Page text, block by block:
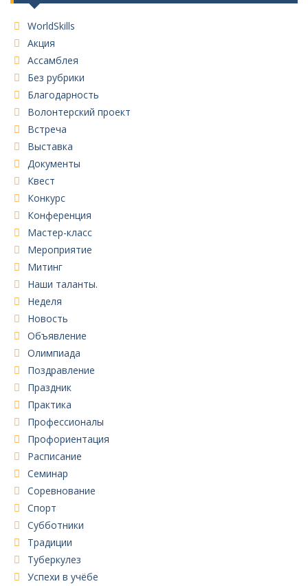
WorldSkills
Акция
Ассамблея
Без рубрики
Благодарность
Волонтерский проект
Встреча
Выставка
Документы
Квест
Конкурс
Конференция
Мастер-класс
Мероприятие
Митинг
Наши таланты.
Неделя
Новость
Объявление
Олимпиада
Поздравление
Праздник
Практика
Профессионалы
Профориентация
Расписание
Семинар
Соревнование
Спорт
Субботники
Традиции
Туберкулез
Успехи в учёбе